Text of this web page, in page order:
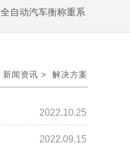
全自动汽车衡称重系
新闻资讯 > 解决方案
2022.10.25
2022.09.15